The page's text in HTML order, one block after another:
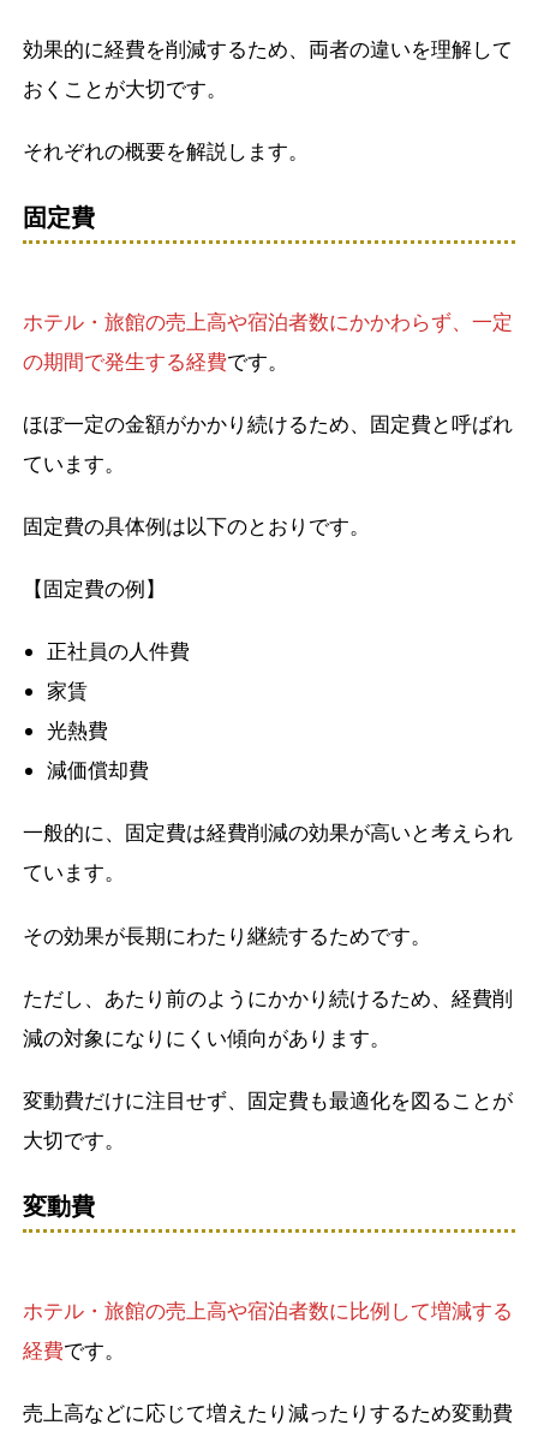
効果的に経費を削減するため、両者の違いを理解して
おくことが大切です。
それぞれの概要を解説します。
固定費
ホテル・旅館の売上高や宿泊者数にかかわらず、一定
の期間で発生する経費です。
ほぼ一定の金額がかかり続けるため、固定費と呼ばれ
ています。
固定費の具体例は以下のとおりです。
【固定費の例】
正社員の人件費
家賃
光熱費
減価償却費
一般的に、固定費は経費削減の効果が高いと考えられ
ています。
その効果が長期にわたり継続するためです。
ただし、あたり前のようにかかり続けるため、経費削
減の対象になりにくい傾向があります。
変動費だけに注目せず、固定費も最適化を図ることが
大切です。
変動費
ホテル・旅館の売上高や宿泊者数に比例して増減する
経費です。
売上高などに応じて増えたり減ったりするため変動費